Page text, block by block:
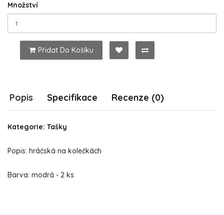
Množství
Přidat Do Košíku
Popis Specifikace Recenze (0)
Kategorie: Tašky
Popis: hráčská na kolečkách
Barva: modrá - 2 ks